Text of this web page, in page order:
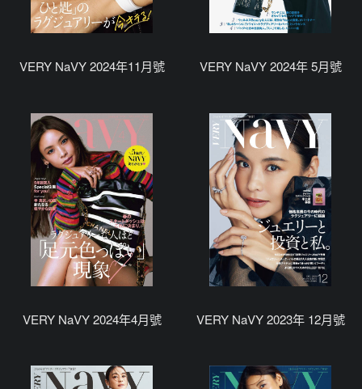
VERY NaVY 2024年11月號 VERY NaVY 2024年 5月號
VERY NaVY 2024年4月號 VERY NaVY 2023年 12月號